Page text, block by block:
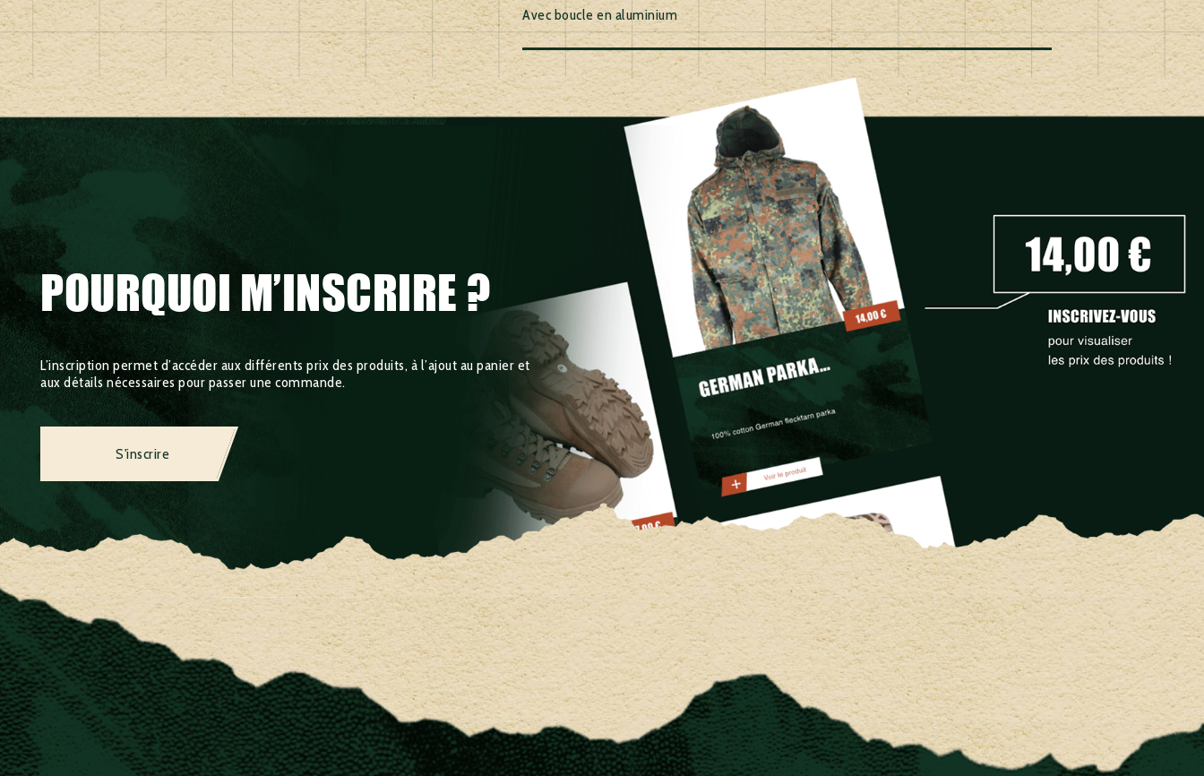
Avec boucle en aluminium
POURQUOI M’INSCRIRE ?
L’inscription permet d’accéder aux différents prix des produits, à l’ajout au panier et
aux détails nécessaires pour passer une commande.
S'inscrire